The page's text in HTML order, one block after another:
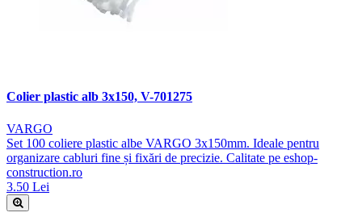
Colier plastic alb 3x150, V-701275
VARGO
Set 100 coliere plastic albe VARGO 3x150mm. Ideale pentru
organizare cabluri fine și fixări de precizie. Calitate pe eshop-
construction.ro
3.50 Lei